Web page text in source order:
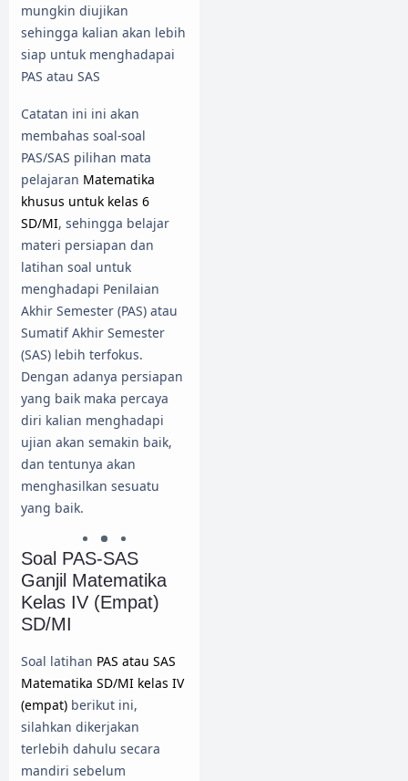
mungkin diujikan
sehingga kalian akan lebih
siap untuk menghadapai
PAS atau SAS
Catatan ini ini akan
membahas soal-soal
PAS/SAS pilihan mata
pelajaran Matematika
khusus untuk kelas 6
SD/MI, sehingga belajar
materi persiapan dan
latihan soal untuk
menghadapi Penilaian
Akhir Semester (PAS) atau
Sumatif Akhir Semester
(SAS) lebih terfokus.
Dengan adanya persiapan
yang baik maka percaya
diri kalian menghadapi
ujian akan semakin baik,
dan tentunya akan
menghasilkan sesuatu
yang baik.
Soal PAS-SAS
Ganjil Matematika
Kelas IV (Empat)
SD/MI
Soal latihan PAS atau SAS
Matematika SD/MI kelas IV
(empat) berikut ini,
silahkan dikerjakan
terlebih dahulu secara
mandiri sebelum